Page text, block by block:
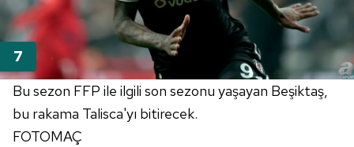
Bu sezon FFP ile ilgili son sezonu yaşayan Beşiktaş,
bu rakama Talisca'yı bitirecek.
FOTOMAÇ